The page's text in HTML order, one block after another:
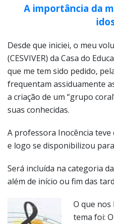
A importância da
Desde que iniciei, o meu
(CESVIVER) da Casa do
que me tem sido pedido,
frequentam assiduamente
a criação de um “grupo
suas conhecidas.
A professora Inocência
e logo se disponibilizou
Será incluída na categoria
além de início ou fim das
O que
tema foi: